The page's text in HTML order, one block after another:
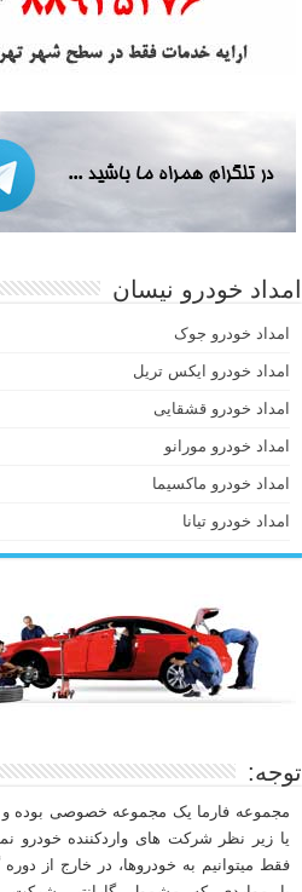
امداد خودرو نیسان
امداد خودرو جوک
امداد خودرو ایکس تریل
امداد خودرو قشقایی
امداد خودرو مورانو
امداد خودرو ماکسیما
امداد خودرو تیانا
توجه:
مجموعه فارما یک مجموعه خصوصی بوده و
یا زیر نظر شرکت های واردکننده خودرو
فقط میتوانیم به خودروها، در خارج از دوره